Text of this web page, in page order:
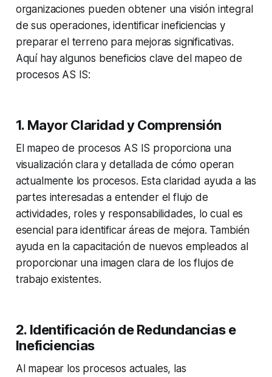
organizaciones pueden obtener una visión integral
de sus operaciones, identificar ineficiencias y
preparar el terreno para mejoras significativas.
Aquí hay algunos beneficios clave del mapeo de
procesos AS IS:
1. Mayor Claridad y Comprensión
El mapeo de procesos AS IS proporciona una
visualización clara y detallada de cómo operan
actualmente los procesos. Esta claridad ayuda a las
partes interesadas a entender el flujo de
actividades, roles y responsabilidades, lo cual es
esencial para identificar áreas de mejora. También
ayuda en la capacitación de nuevos empleados al
proporcionar una imagen clara de los flujos de
trabajo existentes.
2. Identificación de Redundancias e
Ineficiencias
Al mapear los procesos actuales, las